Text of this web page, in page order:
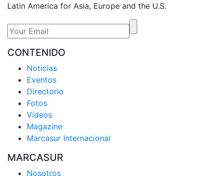
Latin America for Asia, Europe and the U.S.
CONTENIDO
Noticias
Eventos
Directorio
Fotos
Videos
Magazine
Marcasur Internacional
MARCASUR
Nosotros